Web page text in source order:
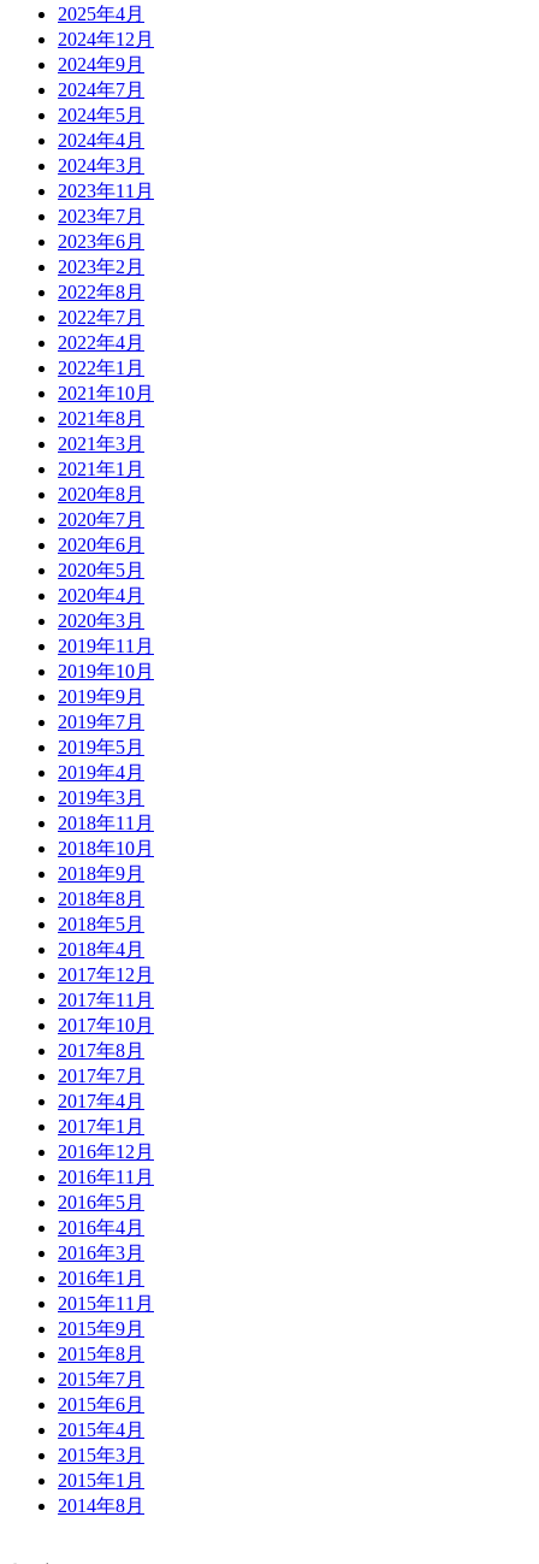
2025年4月
2024年12月
2024年9月
2024年7月
2024年5月
2024年4月
2024年3月
2023年11月
2023年7月
2023年6月
2023年2月
2022年8月
2022年7月
2022年4月
2022年1月
2021年10月
2021年8月
2021年3月
2021年1月
2020年8月
2020年7月
2020年6月
2020年5月
2020年4月
2020年3月
2019年11月
2019年10月
2019年9月
2019年7月
2019年5月
2019年4月
2019年3月
2018年11月
2018年10月
2018年9月
2018年8月
2018年5月
2018年4月
2017年12月
2017年11月
2017年10月
2017年8月
2017年7月
2017年4月
2017年1月
2016年12月
2016年11月
2016年5月
2016年4月
2016年3月
2016年1月
2015年11月
2015年9月
2015年8月
2015年7月
2015年6月
2015年4月
2015年3月
2015年1月
2014年8月